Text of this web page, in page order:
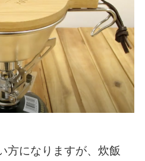
方になりますが、炊飯